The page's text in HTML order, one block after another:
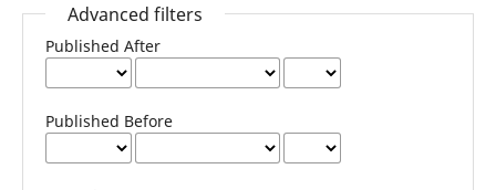
Advanced filters
Published After
Published Before